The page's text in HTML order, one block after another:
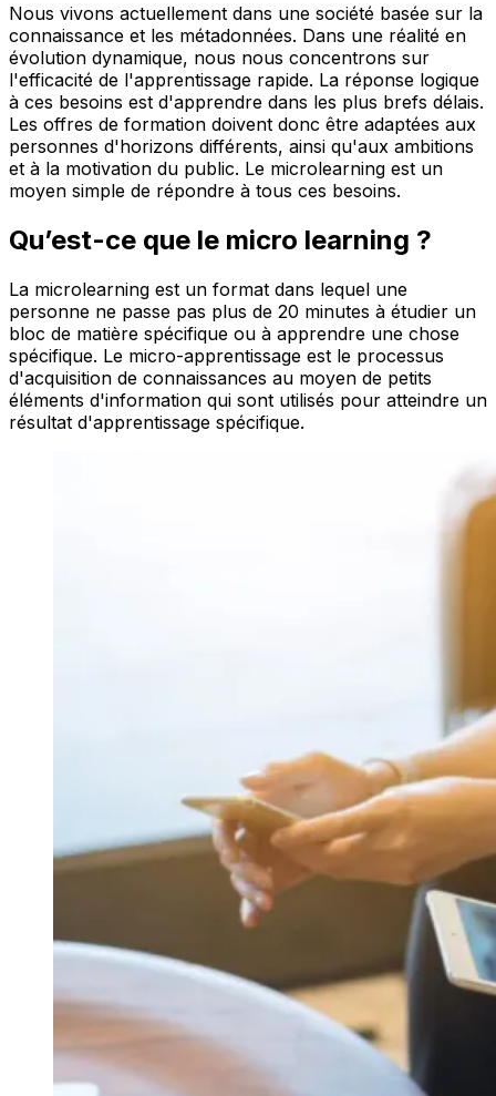
​Nous viv​​ons actuellement dans une société basée sur la
connaissance et les métadonnées. Dans une réalité en
évolution dynamique, nous nous concentrons sur
l'efficacité de l'apprentissage rapide. La réponse logique
à ces besoins est d'apprendre dans les plus brefs délais.
Les offres de formation doivent donc être adaptées aux
personnes d'horizons différents, ainsi qu'aux ambitions
et à la motivation du public. Le microlearning est un
moyen simple de répondre à tous ces besoins.
Qu’est-ce que le micro learning ?
La microlearning est un format dans lequel une
personne ne passe pas plus de 20 minutes à étudier un
bloc de matière spécifique ou à apprendre une chose
spécifique. Le micro-apprentissage est le processus
d'acquisition de connaissances au moyen de petits
éléments d'information qui sont utilisés pour atteindre un
résultat d'apprentissage spécifique.